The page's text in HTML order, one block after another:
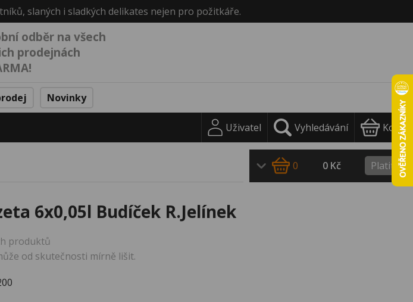
slaných i sladkých delikates nejen pro požitkáře.
odběr na všech
prodejnách
Novinky
Uživatel Vyhledávání Košík
6x0,05l Budíček R.Jelínek
produktů
od skutečnosti mírně lišit.
0 0 Kč Platit